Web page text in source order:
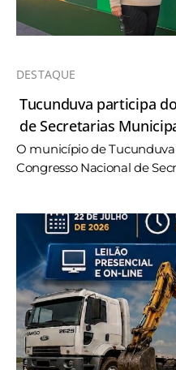
DESTAQUE
Tucunduva participa
de Secretarias
O município de
Congresso Nacional de